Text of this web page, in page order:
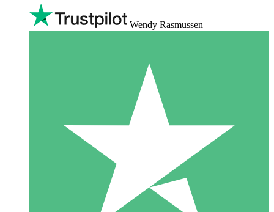
Wendy Rasmussen